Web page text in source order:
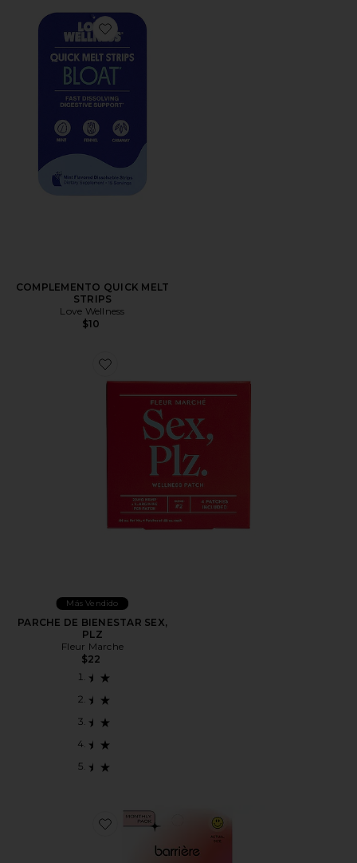
Favorite COMPLEMENTO QUICK MELT STRIPS
COMPLEMENTO QUICK MELT
STRIPS
Love Wellness
$10
Favorite PARCHE DE BIENESTAR SEX, PLZ
Más Vendido
PARCHE DE BIENESTAR SEX,
PLZ
Fleur Marche
$22
Favorite PARCHES DE VITAMINAS ENERGY BOOST